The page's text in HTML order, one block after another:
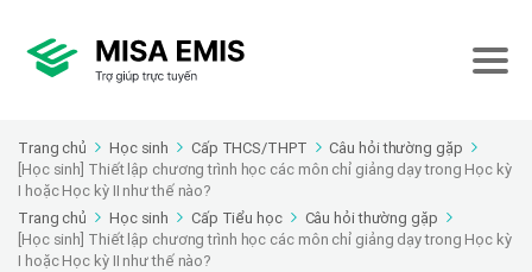
Trang chủ Học sinh Cấp THCS/THPT
Câu hỏi thường gặp
[Học sinh] Thiết lập chương trình học các môn chỉ giảng dạy trong Học kỳ
I hoặc Học kỳ II như thế nào?
Trang chủ
Học sinh Cấp Tiểu học
Câu hỏi thường gặp
[Học sinh] Thiết lập chương trình học các môn chỉ giảng dạy trong Học kỳ
I hoặc Học kỳ II như thế nào?